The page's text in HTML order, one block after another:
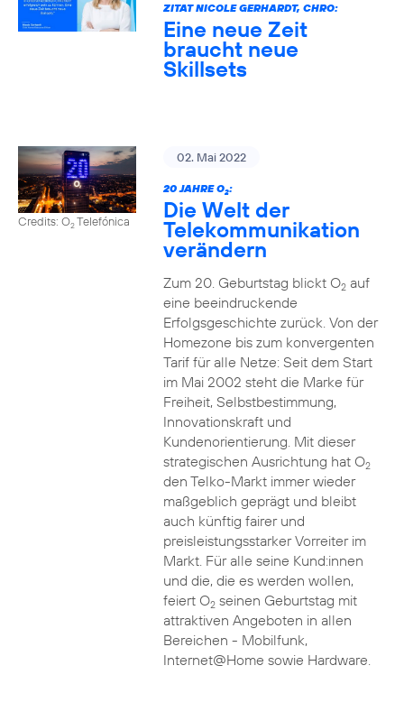
ZITAT NICOLE GERHARDT, CHRO:
Eine neue Zeit
braucht neue
Skillsets
Credits: O2Telefónica
02. Mai 2022
20 JAHRE O2:
Die Welt der
Telekommunikation
verändern
Zum 20. Geburtstag blickt O2auf
eine beeindruckende
Erfolgsgeschichte zurück. Von der
Homezone bis zum konvergenten
Tarif für alle Netze: Seit dem Start
im Mai 2002 steht die Marke für
Freiheit, Selbstbestimmung,
Innovationskraft und
Kundenorientierung. Mit dieser
strategischen Ausrichtung hat O2
den Telko-Markt immer wieder
maßgeblich geprägt und bleibt
auch künftig fairer und
preisleistungsstarker Vorreiter im
Markt. Für alle seine Kund:innen
und die, die es werden wollen,
feiert O2seinen Geburtstag mit
attraktiven Angeboten in allen
Bereichen - Mobilfunk,
Internet@Home sowie Hardware.